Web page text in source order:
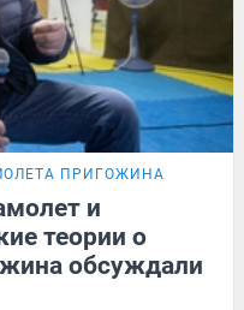
ПРИГОЖИНА
и
теории о
обсуждали